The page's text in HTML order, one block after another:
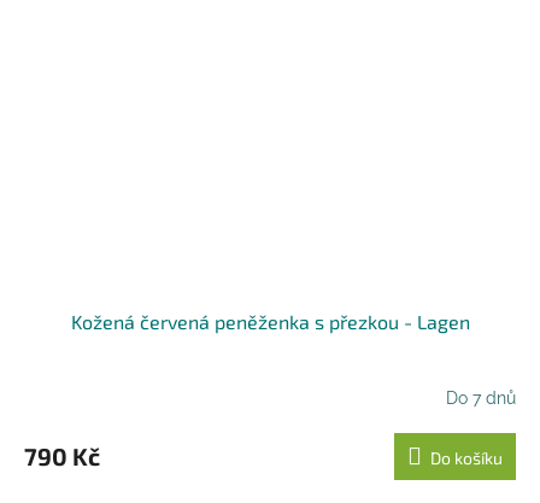
Kožená červená peněženka s přezkou - Lagen
Do 7 dnů
790 Kč Do košíku